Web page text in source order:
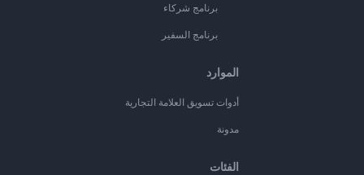
برنامج شركاء
برنامج السفير
الموارد
أدوات تسويق العلامة التجارية
مدونة
الفئات